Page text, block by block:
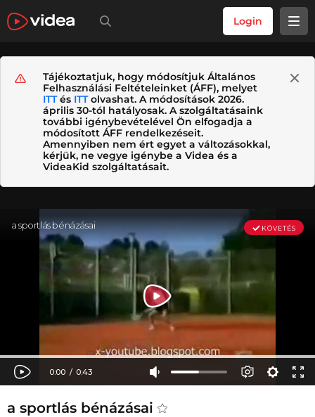
Login
Tájékoztatjuk, hogy módosítjuk Általános
Felhasználási Feltételeinket (ÁFF), melyet
ITTés ITTolvashat. A módosítások 2026.
április 30-tól hatályosak. A szolgáltatásaink
további igénybevételével Ön elfogadja a
módosított ÁFF rendelkezéseit.
Amennyiben nem ért egyet a változásokkal,
kérjük, ne vegye igénybe a Videa és a
VideaKid szolgáltatásait.
a sportlás bénázásai